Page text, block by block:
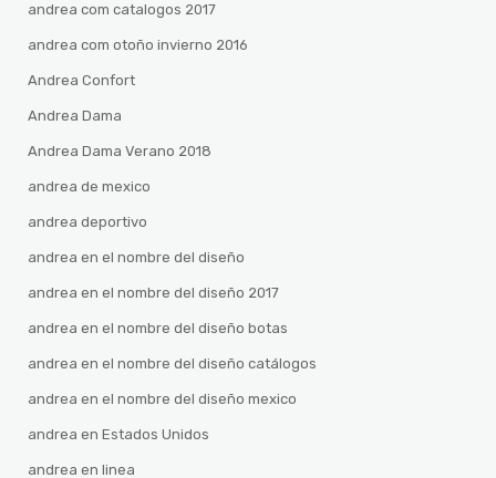
andrea com catalogos 2017
andrea com otoño invierno 2016
Andrea Confort
Andrea Dama
Andrea Dama Verano 2018
andrea de mexico
andrea deportivo
andrea en el nombre del diseño
andrea en el nombre del diseño 2017
andrea en el nombre del diseño botas
andrea en el nombre del diseño catálogos
andrea en el nombre del diseño mexico
andrea en Estados Unidos
andrea en linea